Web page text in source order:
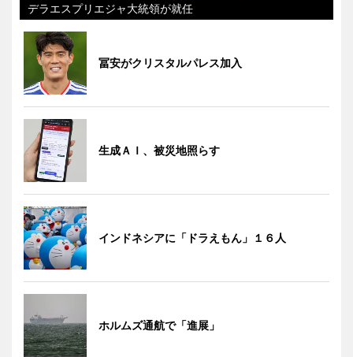
デラエスプリエジャ大統領が就任
冨安がクリスタルパレス加入
生成ＡＩ、被災地照らす
インドネシアに「ドラえもん」１６人
ホルムズ通航で「進展」